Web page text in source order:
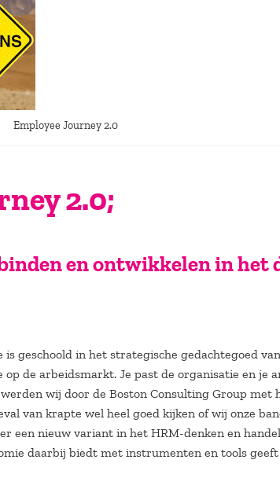
Employee Journey 2.0
2.0;
en ontwikkelen in
geschoold in het strategische gedachtegoed
op de arbeidsmarkt. Je past de organisatie en je
wij door de Boston Consulting Group met
van krapte wel heel goed kijken of wij onze
een nieuw variant in het HRM-denken en
daarbij biedt met instrumenten en tools